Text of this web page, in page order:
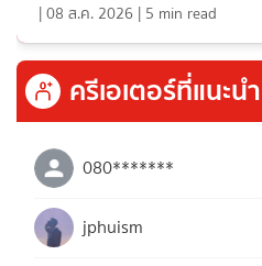
|08 ส.ค. 2026 | 5 min read
ครีเอเตอร์ที่แนะนำ
080*******
jphuism